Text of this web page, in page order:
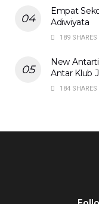
Empat
Adiwiyata
189 SHARES
New
Antar Klub
184 SHARES